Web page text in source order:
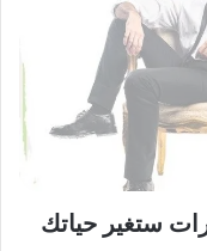
ستغير حياتك